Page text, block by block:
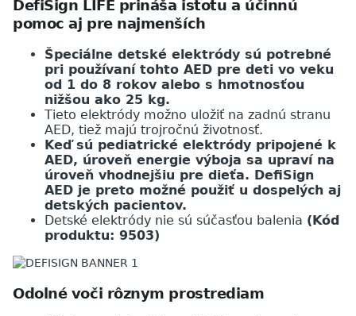
DefiSign LIFE prináša istotu a účinnú
pomoc aj pre najmenších
Špeciálne detské elektródy sú potrebné
pri používaní tohto AED pre deti vo veku
od 1 do 8 rokov alebo s hmotnosťou
nižšou ako 25 kg.
Tieto elektródy možno uložiť na zadnú stranu
AED, tiež majú trojročnú životnosť.
Keď sú pediatrické elektródy pripojené k
AED, úroveň energie výboja sa upraví na
úroveň vhodnejšiu pre dieťa. DefiSign
AED je preto možné použiť u dospelých aj
detských pacientov.
Detské elektródy nie sú súčasťou balenia (Kód
produktu: 9503)
Odolné voči rôznym prostrediam